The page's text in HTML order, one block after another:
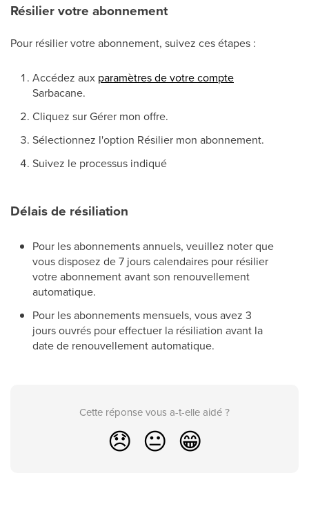
Résilier votre abonnement
Pour résilier votre abonnement, suivez ces étapes :
Accédez aux paramètres de votre compte
Sarbacane.
Cliquez sur Gérer mon offre.
Sélectionnez l'option Résilier mon abonnement.
Suivez le processus indiqué
Délais de résiliation
Pour les abonnements annuels, veuillez noter que
vous disposez de 7 jours calendaires pour résilier
votre abonnement avant son renouvellement
automatique.
Pour les abonnements mensuels, vous avez 3
jours ouvrés pour effectuer la résiliation avant la
date de renouvellement automatique.
Cette réponse vous a-t-elle aidé ?
😞 😐 😁